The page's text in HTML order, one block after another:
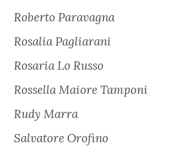
Roberto Paravagna
Rosalia Pagliarani
Rosaria Lo Russo
Rossella Maiore Tamponi
Rudy Marra
Salvatore Orofino